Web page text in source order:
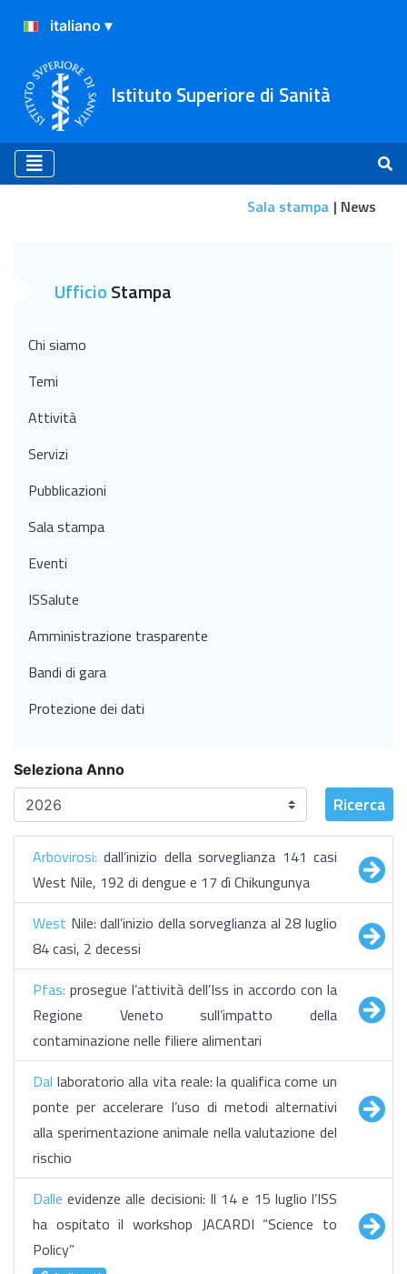
Istituto Superiore di Sanità
Sala stampa News
Seleziona Anno
Ricerca
Arbovirosi: dall’inizio della sorveglianza 141 casi
West Nile, 192 di dengue e 17 dì Chikungunya
West Nile: dall’inizio della sorveglianza al 28 luglio
84 casi, 2 decessi
Pfas: prosegue l’attività dell’Iss in accordo con la
Regione Veneto sull’impatto della
contaminazione nelle filiere alimentari
Dal laboratorio alla vita reale: la qualifica come un
ponte per accelerare l’uso di metodi alternativi
alla sperimentazione animale nella valutazione del
rischio
Dalle evidenze alle decisioni: Il 14 e 15 luglio l’ISS
ha ospitato il workshop JACARDI “Science to
Policy”
UfficioStampa
Chi siamo
Temi
Attività
Servizi
Pubblicazioni
Sala stampa
Eventi
ISSalute
Amministrazione trasparente
Bandi di gara
Protezione dei dati